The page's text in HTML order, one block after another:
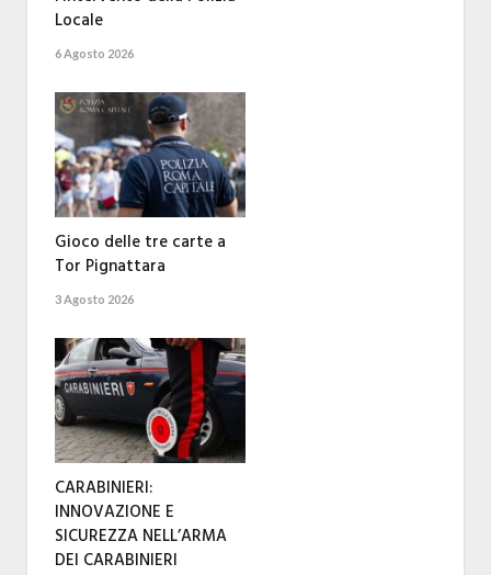
Locale
6 Agosto 2026
Gioco delle tre carte a
Tor Pignattara
3 Agosto 2026
CARABINIERI:
INNOVAZIONE E
SICUREZZA NELL’ARMA
DEI CARABINIERI